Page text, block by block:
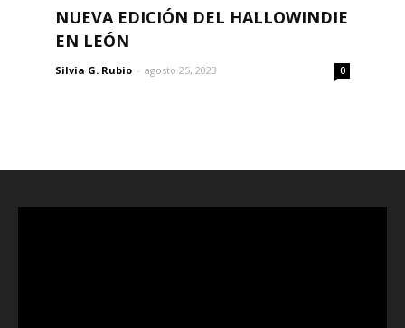
NUEVA EDICIÓN DEL HALLOWINDIE
EN LEÓN
Silvia G. Rubio - agosto 25, 2023 0